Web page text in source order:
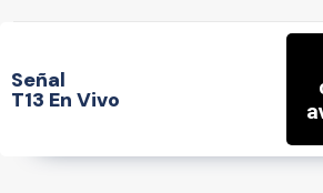
Señal
T13 En Vivo